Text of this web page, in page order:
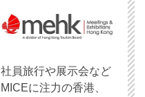
社員旅行や展示会など
MICEに注力の香港、